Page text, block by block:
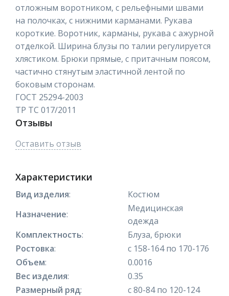
отложным воротником, с рельефными швами
на полочках, с нижними карманами. Рукава
короткие. Воротник, карманы, рукава с ажурной
отделкой. Ширина блузы по талии регулируется
хлястиком. Брюки прямые, с притачным поясом,
частично стянутым эластичной лентой по
боковым сторонам.
ГОСТ 25294-2003
ТР ТС 017/2011
Отзывы
Оставить отзыв
Характеристики
Вид изделия:
Костюм
Назначение:
Медицинская
одежда
Комплектность:
Блуза, брюки
Ростовка:
с 158-164 по 170-176
Объем:
0.0016
Вес изделия:
0.35
Размерный ряд:
с 80-84 по 120-124